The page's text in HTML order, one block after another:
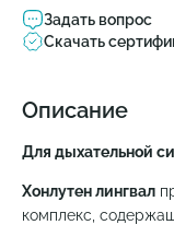
Задать вопрос
Скачать
Описание
Для дыхательной
Хонлутен лингвал
комплекс,